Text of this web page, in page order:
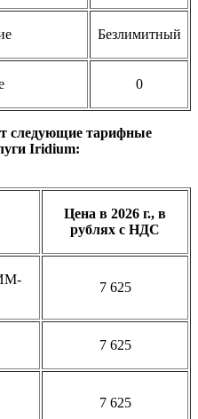
Безлимитный
0
следующие тарифные
Iridium:
Цена в 2026 г., в
рублях с НДС
7 625
7 625
7 625